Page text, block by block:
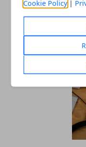
Cookie Policy |
Impresa
storia di